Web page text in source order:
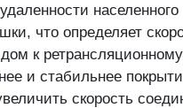
населенного
что определяет
к ретрансляционному
и стабильнее
скорость